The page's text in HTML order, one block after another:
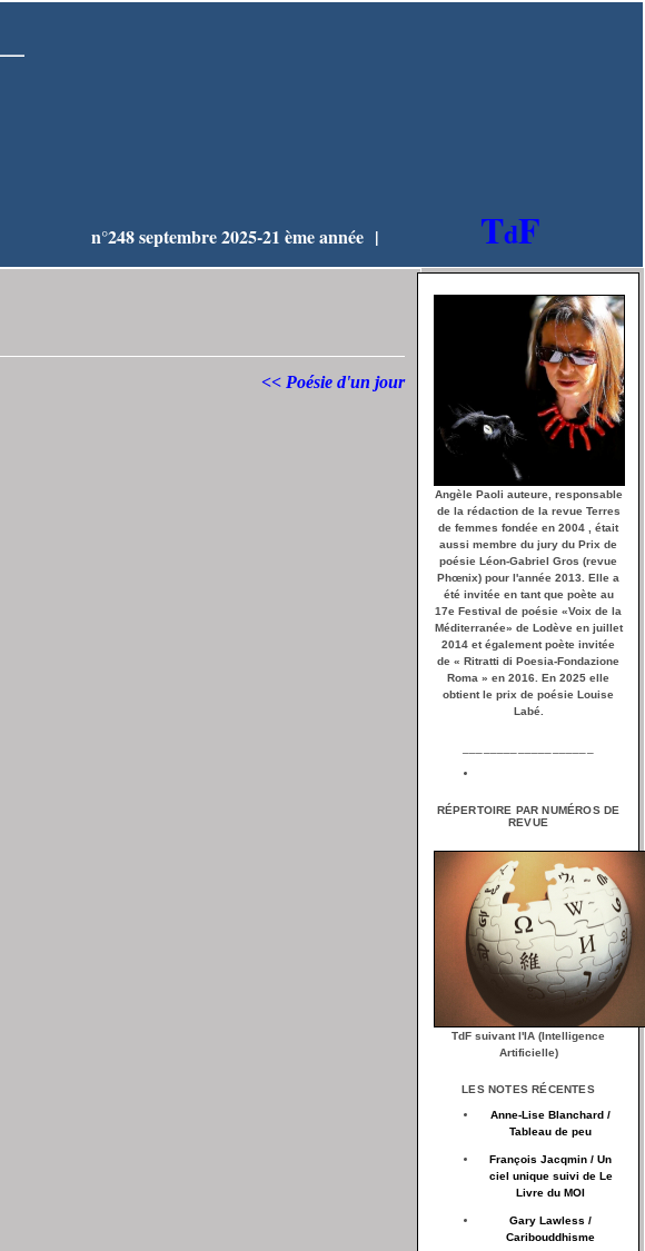
n°248 septembre 2025-21 ème année | TdF
<< Poésie d'un jour
Angèle Paoli auteure, responsable
de la rédaction de la revue Terres
de femmes fondée en 2004 , était
aussi membre du jury du Prix de
poésie Léon-Gabriel Gros (revue
Phœnix) pour l'année 2013. Elle a
été invitée en tant que poète au
17e Festival de poésie «Voix de la
Méditerranée» de Lodève en juillet
2014 et également poète invitée
de « Ritratti di Poesia-Fondazione
Roma » en 2016. En 2025 elle
obtient le prix de poésie Louise
Labé.
RÉPERTOIRE PAR NUMÉROS DE
REVUE
TdF suivant l'IA (Intelligence
Artificielle)
LES NOTES RÉCENTES
Anne-Lise Blanchard /
Tableau de peu
François Jacqmin / Un
ciel unique suivi de Le
Livre du MOI
Gary Lawless /
Caribouddhisme